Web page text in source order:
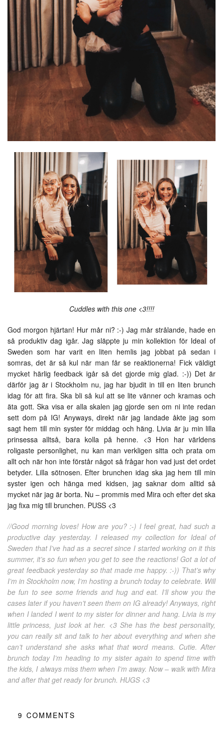
Cuddles with this one <3!!!!
God morgon hjärtan! Hur mår ni? :-) Jag mår strålande, hade en
så produktiv dag igår. Jag släppte ju min kollektion för Ideal of
Sweden som har varit en liten hemlis jag jobbat på sedan i
somras, det är så kul när man får se reaktionerna! Fick väldigt
mycket härlig feedback igår så det gjorde mig glad. :-)) Det är
därför jag är i Stockholm nu, jag har bjudit in till en liten brunch
idag för att fira. Ska bli så kul att se lite vänner och kramas och
äta gott. Ska visa er alla skalen jag gjorde sen om ni inte redan
sett dom på IG! Anyways, direkt när jag landade åkte jag som
sagt hem till min syster för middag och häng. Livia är ju min lilla
prinsessa alltså, bara kolla på henne. <3 Hon har världens
roligaste personlighet, nu kan man verkligen sitta och prata om
allt och när hon inte förstår något så frågar hon vad just det ordet
betyder. Lilla sötnosen. Efter brunchen idag ska jag hem till min
syster igen och hänga med kidsen, jag saknar dom alltid så
mycket när jag är borta. Nu – prommis med Mira och efter det ska
jag fixa mig till brunchen. PUSS <3
//Good morning loves! How are you? :-) I feel great, had such a
productive day yesterday. I released my collection for Ideal of
Sweden that I’ve had as a secret since I started working on it this
summer, it’s so fun when you get to see the reactions! Got a lot of
great feedback yesterday so that made me happy. :-)) That’s why
I’m in Stockholm now, I’m hosting a brunch today to celebrate. Will
be fun to see some friends and hug and eat. I’ll show you the
cases later if you haven’t seen them on IG already! Anyways, right
when I landed I went to my sister for dinner and hang. Livia is my
little princess, just look at her. <3 She has the best personality,
you can really sit and talk to her about everything and when she
can’t understand she asks what that word means. Cutie. After
brunch today I’m heading to my sister again to spend time with
the kids, I always miss them when I’m away. Now – walk with Mira
and after that get ready for brunch. HUGS <3
9 COMMENTS